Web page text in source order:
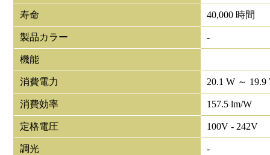
寿命 40,000 時間
製品カラー -
機能
消費電力 20.1 W ～ 19.9
消費効率 157.5 lm/W
定格電圧 100V - 242V
調光 -